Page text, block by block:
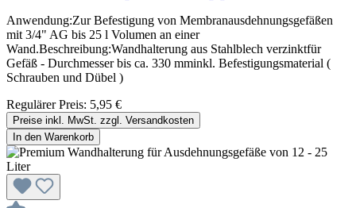
Anwendung:Zur Befestigung von Membranausdehnungsgefäßen
mit 3/4" AG bis 25 l Volumen an einer
Wand.Beschreibung:Wandhalterung aus Stahlblech verzinktfür
Gefäß - Durchmesser bis ca. 330 mminkl. Befestigungsmaterial (
Schrauben und Dübel )
Regulärer Preis: 5,95 €
Preise inkl. MwSt. zzgl. Versandkosten
In den Warenkorb